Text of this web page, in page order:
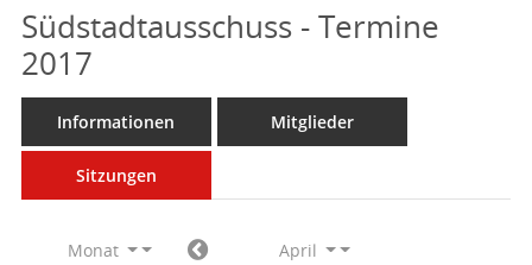
Südstadtausschuss - Termine
2017
Informationen Mitglieder
Sitzungen
Monat
April